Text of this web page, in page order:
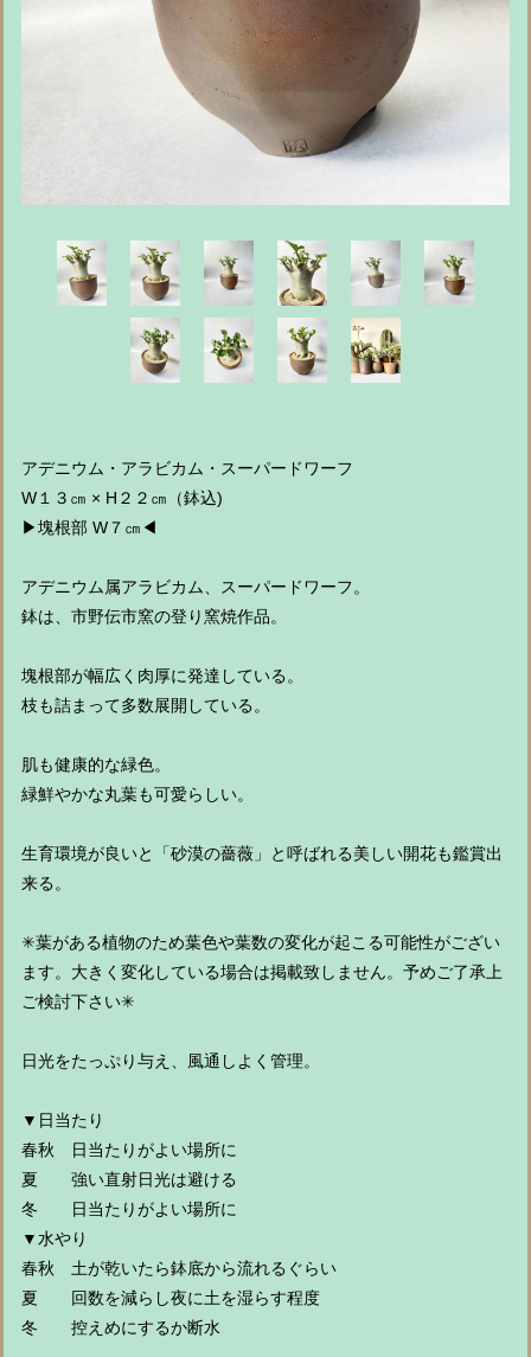
アデニウム・アラビカム・スーパードワーフ
W１３㎝ × H２２㎝（鉢込)
▶︎塊根部 W７㎝◀︎
アデニウム属アラビカム、スーパードワーフ。
鉢は、市野伝市窯の登り窯焼作品。
塊根部が幅広く肉厚に発達している。
枝も詰まって多数展開している。
肌も健康的な緑色。
緑鮮やかな丸葉も可愛らしい。
生育環境が良いと「砂漠の薔薇」と呼ばれる美しい開花も鑑賞出
来る。
✳︎葉がある植物のため葉色や葉数の変化が起こる可能性がござい
ます。大きく変化している場合は掲載致しません。予めご了承上
ご検討下さい✳︎
日光をたっぷり与え、風通しよく管理。
▼日当たり
春秋 日当たりがよい場所に
夏 強い直射日光は避ける
冬 日当たりがよい場所に
▼水やり
春秋 土が乾いたら鉢底から流れるぐらい
夏 回数を減らし夜に土を湿らす程度
冬 控えめにするか断水